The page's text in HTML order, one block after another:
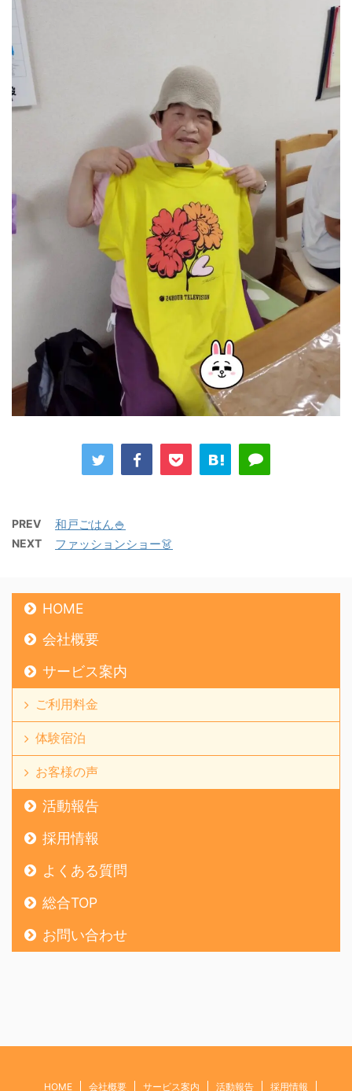
PREV 和戸ごはん🍚
NEXT ファッションショー👗
HOME
会社概要
サービス案内
ご利用料金
体験宿泊
お客様の声
活動報告
採用情報
よくある質問
総合TOP
お問い合わせ
HOME 会社概要 サービス案内 活動報告 採用情報